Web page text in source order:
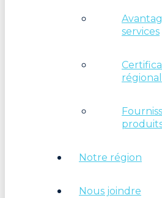
services
régional
Notre région
Nous joindre